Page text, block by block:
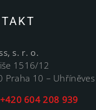
s. r. o.
1516/12
Praha 10 – Uhříněves
+420 604 208 939